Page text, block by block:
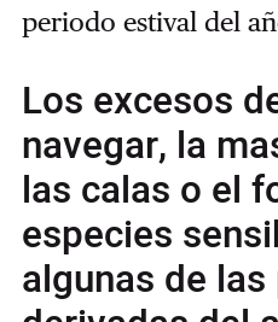
periodo estival del
Los excesos
navegar, la
las calas o el
especies
algunas de